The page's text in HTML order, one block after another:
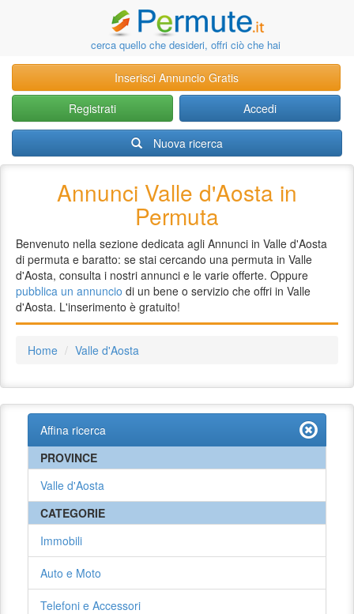
cerca quello che desideri, offri ciò che hai
Inserisci Annuncio Gratis
Registrati
Accedi
Nuova ricerca
Annunci Valle d'Aosta in
Permuta
Benvenuto nella sezione dedicata agli Annunci in Valle d'Aosta
di permuta e baratto: se stai cercando una permuta in Valle
d'Aosta, consulta i nostri annunci e le varie offerte. Oppure
pubblica un annuncio di un bene o servizio che offri in Valle
d'Aosta. L'inserimento è gratuito!
Home Valle d'Aosta
Affina ricerca
PROVINCE
Valle d'Aosta
CATEGORIE
Immobili
Auto e Moto
Telefoni e Accessori